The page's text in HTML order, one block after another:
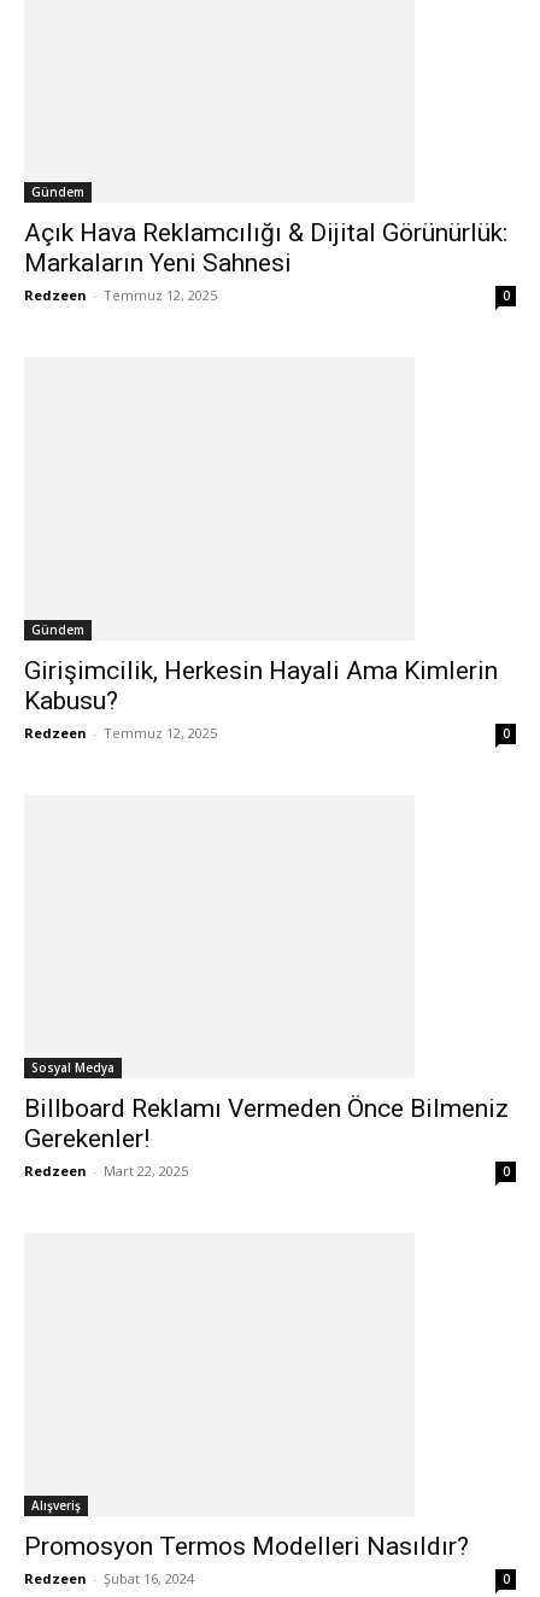
Gündem
Açık Hava Reklamcılığı & Dijital Görünürlük:
Markaların Yeni Sahnesi
Redzeen - Temmuz 12, 2025 0
Gündem
Girişimcilik, Herkesin Hayali Ama Kimlerin
Kabusu?
Redzeen - Temmuz 12, 2025 0
Sosyal Medya
Billboard Reklamı Vermeden Önce Bilmeniz
Gerekenler!
Redzeen - Mart 22, 2025 0
Alışveriş
Promosyon Termos Modelleri Nasıldır?
Redzeen - Şubat 16, 2024 0